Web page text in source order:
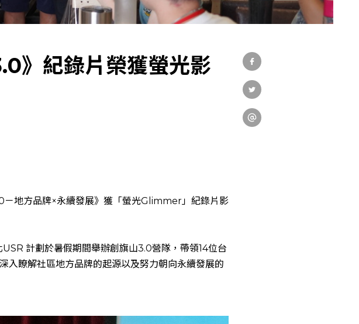
社會實踐
教育發展
研究成果
》紀錄片榮獲螢光影
地方品牌×永續發展》獲「螢光Glimmer」紀錄片影
計劃於暑假期間舉辦創旗山3.0營隊，帶領14位台
入瞭解社區地方品牌的起源以及努力朝向永續發展的